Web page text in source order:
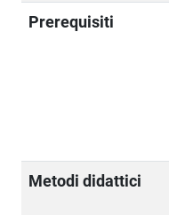
Prerequisiti
Metodi didattici